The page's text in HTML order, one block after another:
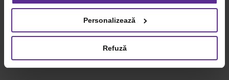
privind utilizarea modulelor cookie.Detalii
Personalizează
Refuză